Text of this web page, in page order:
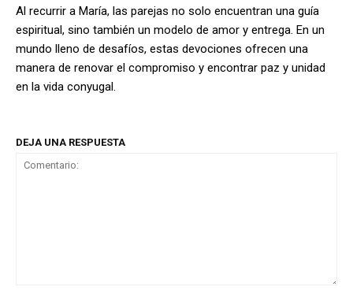
Al recurrir a María, las parejas no solo encuentran una guía
espiritual, sino también un modelo de amor y entrega. En un
mundo lleno de desafíos, estas devociones ofrecen una
manera de renovar el compromiso y encontrar paz y unidad
en la vida conyugal.
DEJA UNA RESPUESTA